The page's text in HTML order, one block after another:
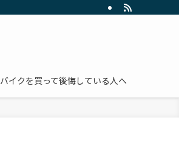
バイクを買って後悔している人へ